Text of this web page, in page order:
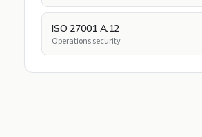
ISO 27001 A.12
Operations security